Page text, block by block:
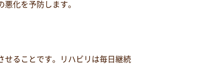
化を予防します。
せることです。リハビリは毎日継続